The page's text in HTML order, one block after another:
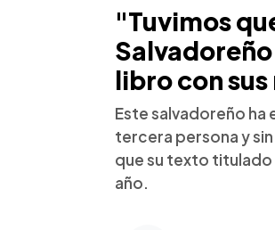
"Tuvimos
libro con
Este salvadoreño ha
tercera persona y
que su texto titulado
año.